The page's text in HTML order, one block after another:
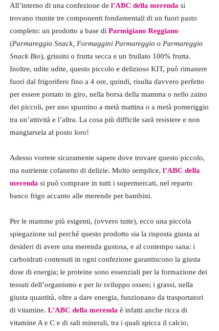
All’interno di una confezione de l’ABC della merenda si
trovano riunite tre componenti fondamentali di un fuori pasto
completo: un prodotto a base di Parmigiano Reggiano
(Parmareggio Snack, Formaggini Parmareggio o Parmareggio
Snack Bio), grissini o frutta secca e un frullato 100% frutta.
Inoltre, udite udite, questo piccolo e delizioso KIT, può rimanere
fuori dal frigorifero fino a 4 ore, quindi, risulta davvero perfetto
per essere portato in giro, nella borsa della mamma o nello zaino
dei piccoli, per uno spuntino a metà mattina o a metà pomeriggio
tra un’attività e l’altra. La cosa più difficile sarà resistere e non
mangiarsela al posto loro!
Adesso vorrete sicuramente sapere dove trovare questo piccolo,
ma nutriente cofanetto di delizie. Molto semplice, l’ABC della
merenda si può comprare in tutti i supermercati, nel reparto
banco frigo accanto alle merende per bambini.
Per le mamme più esigenti, (ovvero tutte), ecco una piccola
spiegazione sul perché questo prodotto sia la risposta giusta ai
desideri di avere una merenda gustosa, e al contempo sana: i
carboidrati contenuti in ogni confezione garantiscono la giusta
dose di energia; le proteine sono essenziali per la formazione dei
tessuti dell’organismo e per lo sviluppo osseo; i grassi, nella
giusta quantità, oltre a dare energia, funzionano da trasportatori
di vitamine. L’ABC della merenda è infatti anche ricca di
vitamine A e C e di sali minerali, tra i quali spicca il calcio,